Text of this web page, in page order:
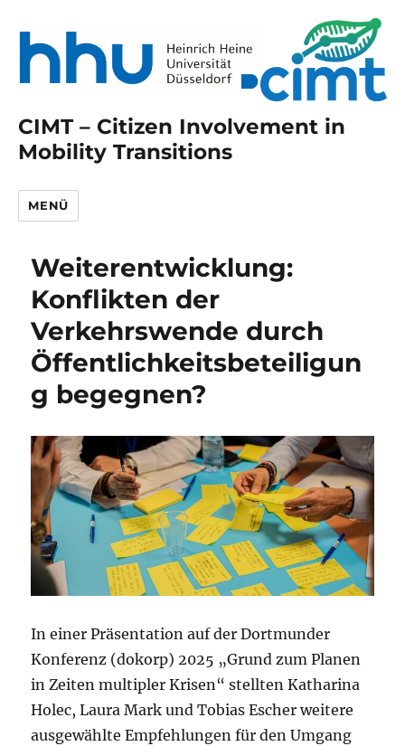
CIMT – Citizen Involvement in
Mobility Transitions
MENÜ
Weiterentwicklung:
Konflikten der
Verkehrswende durch
Öffentlichkeitsbeteiligun
g begegnen?
In einer Präsentation auf der Dortmunder
Konferenz (dokorp) 2025 „Grund zum Planen
in Zeiten multipler Krisen“ stellten Katharina
Holec, Laura Mark und Tobias Escher weitere
ausgewählte Empfehlungen für den Umgang